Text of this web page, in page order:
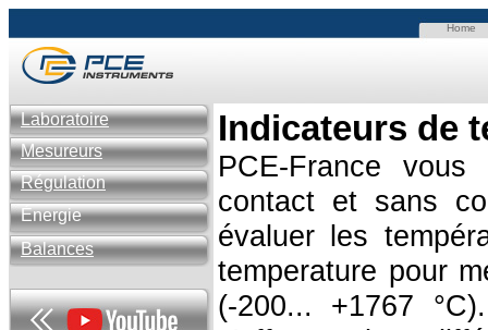
Home
Laboratoire
Mesureurs
Régulation
Énergie
Balances
Indicateurs de
PCE-France
contact et sans
évaluer les
temperature pour
(-200... +1767